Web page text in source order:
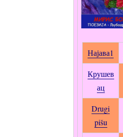
Најава1
Крушев
ац
Drugi
pišu